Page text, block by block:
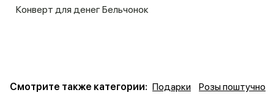
Конверт для денег Бельчонок
Смотрите также категории: Подарки Розы поштучно